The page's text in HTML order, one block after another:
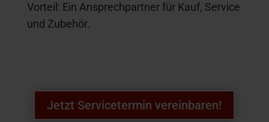
Vorteil: Ein Ansprechpartner für Kauf, Service
und Zubehör.
Jetzt Servicetermin vereinbaren!